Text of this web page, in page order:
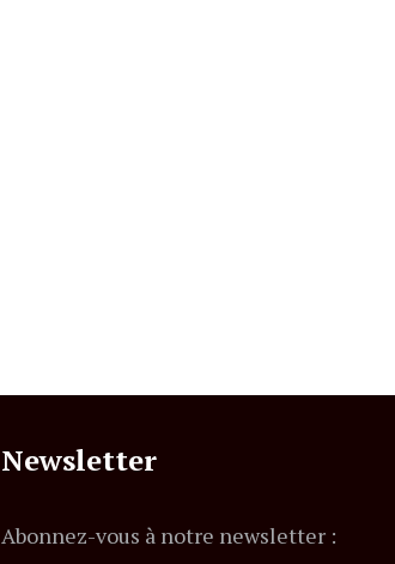
Newsletter
Abonnez-vous à notre newsletter :